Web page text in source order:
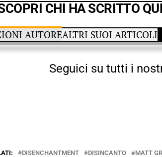
CHI HA SCRITTO
AUTOREALTRI SUOI ARTICOLI
Seguici su tutti i
DISENCHANTMENT DISINCANTO MATT